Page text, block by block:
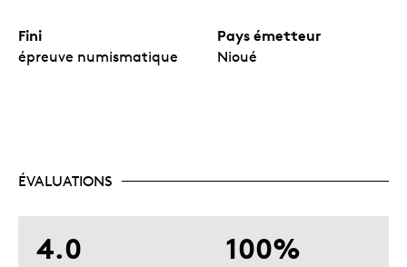
Fini
épreuve numismatique
Pays émetteur
Nioué
ÉVALUATIONS
4.0 100%